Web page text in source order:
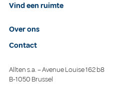
Vind een ruimte
Over ons
Contact
Allten s.a. – Avenue Louise 162 b8
B-1050 Brussel